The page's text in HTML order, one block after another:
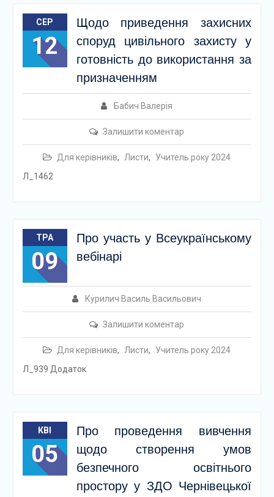
СЕР
12
Щодо приведення захисних
споруд цивільного захисту у
готовність до використання за
призначенням
Бабич Валерія
Залишити коментар
Для керівників, Листи,
Учитель року 2024
Л_1462
ТРА
09
Про участь у Всеукраїнському
вебінарі
Курилич Василь Васильович
Залишити коментар
Для керівників, Листи,
Учитель року 2024
Л_939 Додаток
КВІ
05
Про проведення вивчення
щодо створення умов
безпечного освітнього
простору у ЗДО Чернівецької